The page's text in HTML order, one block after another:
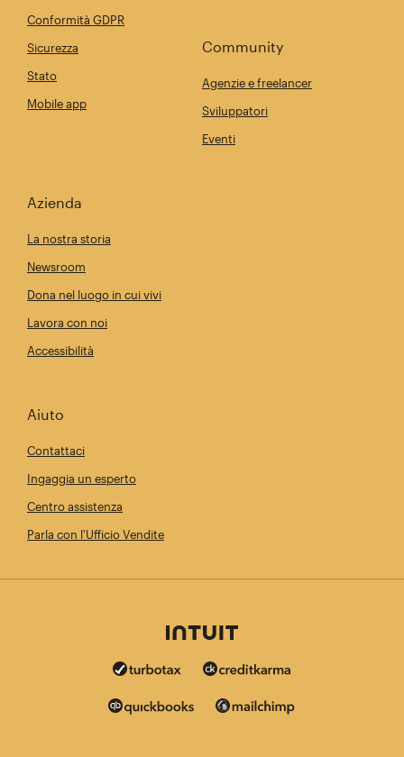
Conformità GDPR
Sicurezza
Stato
Mobile app
Community
Agenzie e freelancer
Sviluppatori
Eventi
Azienda
La nostra storia
Newsroom
Dona nel luogo in cui vivi
Lavora con noi
Accessibilità
Aiuto
Contattaci
Ingaggia un esperto
Centro assistenza
Parla con l'Ufficio Vendite